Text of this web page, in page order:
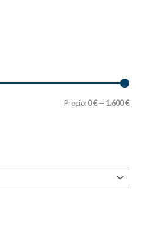
PP
Precio:0 €—1.600 €